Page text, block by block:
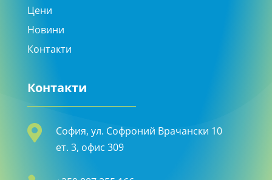
Цени
Новини
Контакти
Контакти

София, ул. Софроний Врачански 10
ет. 3, офис 309